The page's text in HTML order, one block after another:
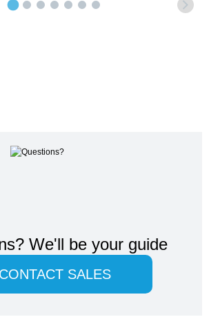
We'll be your guide
CONTACT SALES